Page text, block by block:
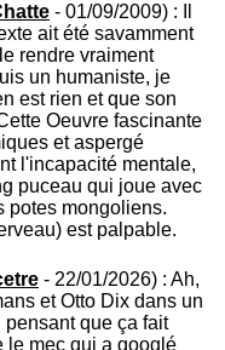
- 01/09/2009) : Il
ait été savamment
rendre vraiment
un humaniste, je
est rien et que son
Oeuvre fascinante
et aspergé
l'incapacité mentale,
puceau qui joue avec
potes mongoliens.
est palpable.
- 22/01/2026) : Ah,
et Otto Dix dans un
que ça fait
le mec qui a googlé